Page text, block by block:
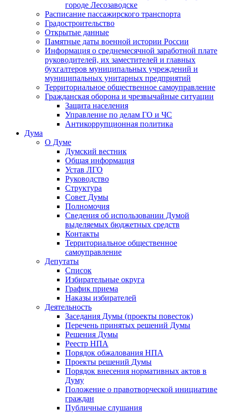
городе Лесозаводске
Расписание пассажирского транспорта
Градостроительство
Открытые данные
Памятные даты военной истории России
Информация о среднемесячной заработной плате
руководителей, их заместителей и главных
бухгалтеров муниципальных учреждений и
муниципальных унитарных предприятий
Территориальное общественное самоуправление
Гражданская оборона и чрезвычайные ситуации
Защита населения
Управление по делам ГО и ЧС
Антикоррупционная политика
Дума
О Думе
Думский вестник
Общая информация
Устав ЛГО
Руководство
Структура
Совет Думы
Полномочия
Сведения об использовании Думой
выделяемых бюджетных средств
Контакты
Территориальное общественное
самоуправление
Депутаты
Список
Избирательные округа
График приема
Наказы избирателей
Деятельность
Заседания Думы (проекты повесток)
Перечень принятых решений Думы
Решения Думы
Реестр НПА
Порядок обжалования НПА
Проекты решений Думы
Порядок внесения нормативных актов в
Думу
Положение о правотворческой инициативе
граждан
Публичные слушания